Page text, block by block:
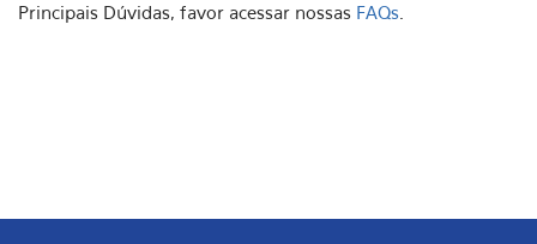
Principais Dúvidas, favor acessar nossas FAQs